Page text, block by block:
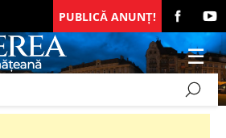
PUBLICĂ ANUNȚ!